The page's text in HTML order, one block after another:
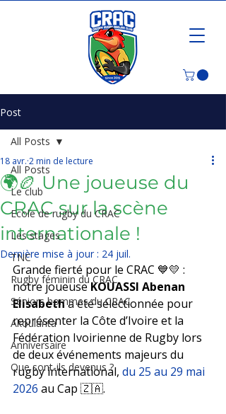
Post
All Posts
Le club
Ecole de rugby du CRAC
Les stages
TNC
Rugby féminin du CRAC
Séniors hommes du CRAC
Akoulanta
Anniversaire
Que sont-ils devenus ?
All Posts
🌍🏉 Une joueuse du
CRAC sur la scène
internationale !
18 avr. 2 min de lecture
Dernière mise à jour : 24 juil.
Grande fierté pour le CRAC 💙💛 :
notre joueuse KOUASSI Abenan
Elisabeth a été sélectionnée pour
représenter la Côte d’Ivoire et la
Fédération Ivoirienne de Rugby lors
de deux événements majeurs du
rugby international, du 25 au 29 mai
2026 au Cap 🇿🇦.